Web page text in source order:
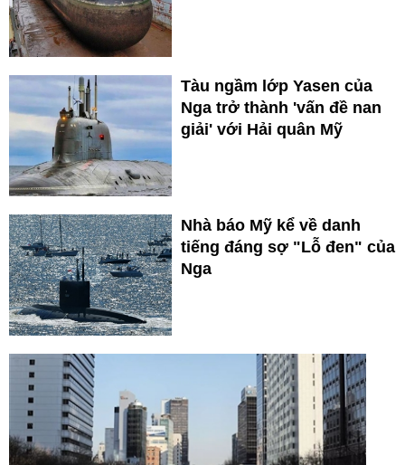
Tàu ngầm lớp Yasen của
Nga trở thành 'vấn đề nan
giải' với Hải quân Mỹ
Nhà báo Mỹ kể về danh
tiếng đáng sợ "Lỗ đen" của
Nga